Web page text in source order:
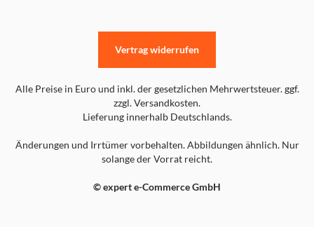
Alle Preise in Euro und inkl. der gesetzlichen Mehrwertsteuer. ggf.
zzgl. Versandkosten.
Lieferung innerhalb Deutschlands.
Änderungen und Irrtümer vorbehalten. Abbildungen ähnlich. Nur
solange der Vorrat reicht.
© expert e-Commerce GmbH
Vertrag widerrufen